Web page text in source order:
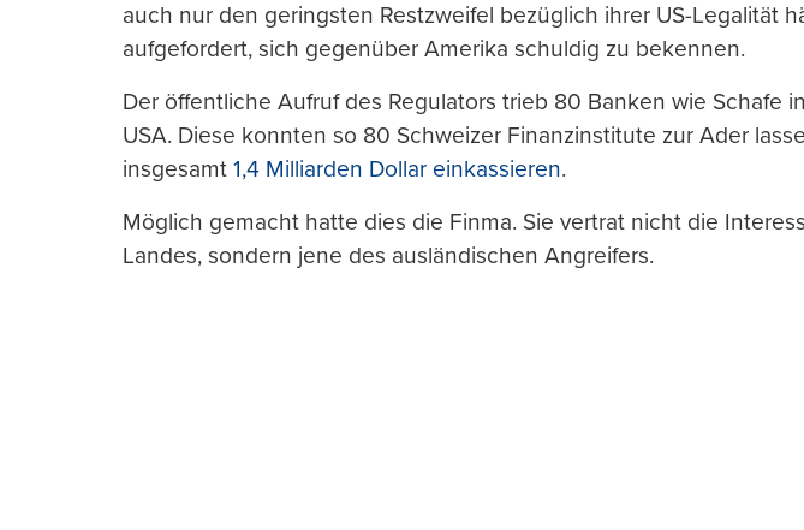
auch nur den geringsten Restzweifel bezüglich ihrer US-Legalität
aufgefordert, sich gegenüber Amerika schuldig zu bekennen.
Der öffentliche Aufruf des Regulators trieb 80 Banken wie Schafe
USA. Diese konnten so 80 Schweizer Finanzinstitute zur Ader
insgesamt 1,4 Milliarden Dollar einkassieren.
Möglich gemacht hatte dies die Finma. Sie vertrat nicht die
Landes, sondern jene des ausländischen Angreifers.